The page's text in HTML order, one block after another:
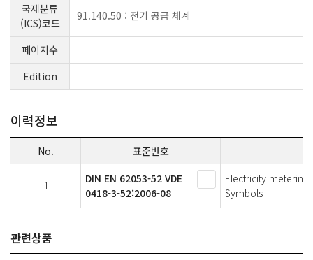
국제분류
(ICS)코드
91.140.50 : 전기 공급 체계
페이지수
Edition
이력정보
No. 표준번호
1
DIN EN 62053-52 VDE
0418-3-52:2006-08
Electricity metering
Symbols
관련상품